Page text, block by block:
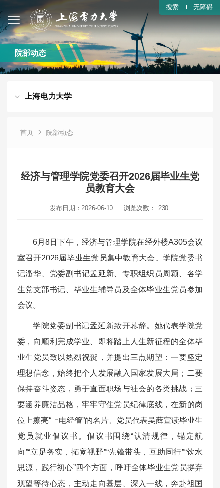
无障碍
搜索
院部动态
上海电力大学
首页 院部动态
经济与管理学院党委召开2026届毕业生党
员教育大会
发布日期：2026-06-10 浏览次数： 230
6月8日下午，经济与管理学院在经外楼A305会议
室召开2026届毕业生党员集中教育大会。学院党委书
记潘华、党委副书记孟延新、专职组织员周颖、各学
生党支部书记、毕业生辅导员及全体毕业生党员参加
会议。
学院党委副书记孟延新致开幕辞。她代表学院党
委，向顺利完成学业、即将踏上人生新征程的全体毕
业生党员致以热烈祝贺，并提出三点期望：一要坚定
理想信念，始终把个人发展融入国家发展大局；二要
保持奋斗姿态，勇于直面职场与社会的各类挑战；三
要涵养廉洁品格，牢牢守住党员纪律底线，在新的岗
位上擦亮“上电经管”的名片。党员代表吴薛宣读毕业生
党员就业倡议书。倡议书围绕“认清规律，锚定航
向”“立足务实，拓宽视野”“先锋带头，互助同行”“饮水
思源，践行初心”四个方面，呼吁全体毕业生党员摒弃
观望等待心态，主动走向基层、深入一线，奔赴祖国